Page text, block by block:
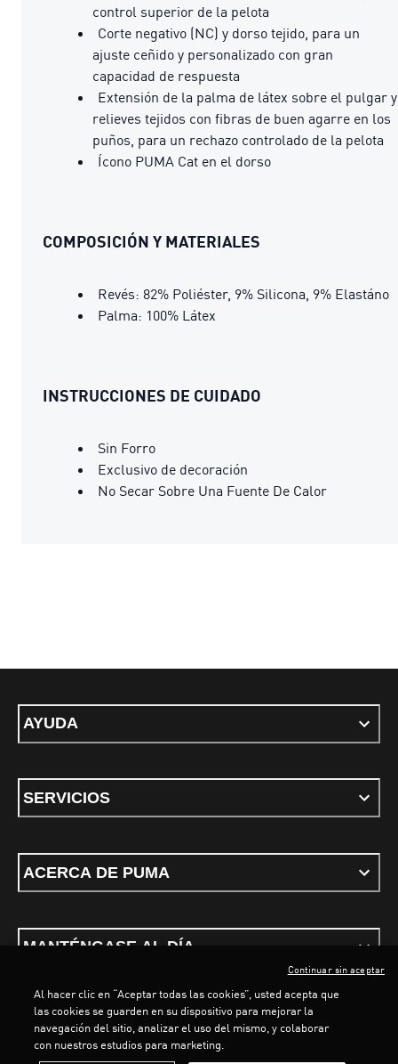
control superior de la pelota
Corte negativo (NC) y dorso tejido, para un
ajuste ceñido y personalizado con gran
capacidad de respuesta
Extensión de la palma de látex sobre el pulgar y
relieves tejidos con fibras de buen agarre en los
puños, para un rechazo controlado de la pelota
Ícono PUMA Cat en el dorso
COMPOSICIÓN Y MATERIALES
Revés: 82% Poliéster, 9% Silicona, 9% Elastáno
Palma: 100% Látex
INSTRUCCIONES DE CUIDADO
Sin Forro
Exclusivo de decoración
No Secar Sobre Una Fuente De Calor
AYUDA
SERVICIOS
ACERCA DE PUMA
MANTÉNGASE AL DÍA
Términos y CondicionesPolítica de privacidad
Al hacer clic en “Aceptar todas las cookies”, usted acepta que
las cookies se guarden en su dispositivo para mejorar la
navegación del sitio, analizar el uso del mismo, y colaborar
con nuestros estudios para marketing.
Continuar sin aceptar